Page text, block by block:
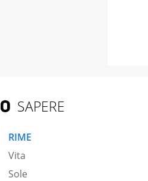
SAPERE
RIME
Vita
Sole